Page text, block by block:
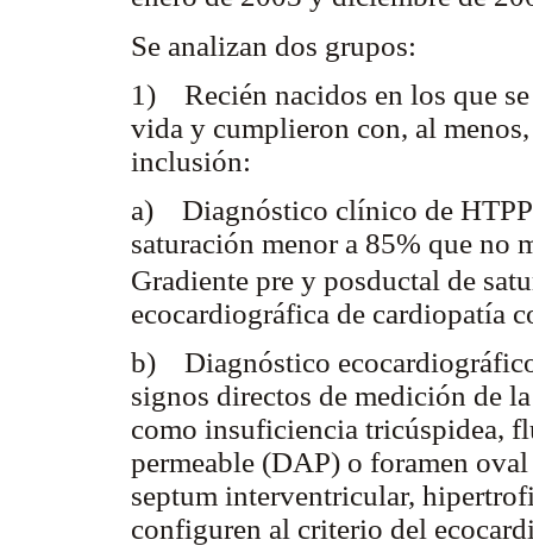
Se analizan dos grupos:
1) Recién nacidos en los que
vida y cumplieron con, al
inclusión:
a) Diagnóstico clínico de
saturación menor a 85% que no
Gradiente pre y posductal de
ecocardiográfica de cardiopatía
b) Diagnóstico
signos directos de medición de
como insuficiencia tricúspidea,
permeable (DAP) o foramen
septum interventricular,
configuren al criterio del